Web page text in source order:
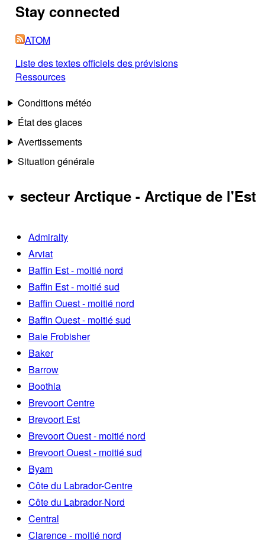
Stay connected
ATOM
Liste des textes officiels des prévisions
Ressources
Conditions météo
État des glaces
Avertissements
Situation générale
secteur Arctique - Arctique de l'Est
Admiralty
Arviat
Baffin Est - moitié nord
Baffin Est - moitié sud
Baffin Ouest - moitié nord
Baffin Ouest - moitié sud
Baie Frobisher
Baker
Barrow
Boothia
Brevoort Centre
Brevoort Est
Brevoort Ouest - moitié nord
Brevoort Ouest - moitié sud
Byam
Côte du Labrador-Centre
Côte du Labrador-Nord
Central
Clarence - moitié nord